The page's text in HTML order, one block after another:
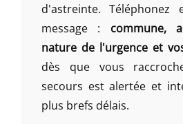
d'astreinte. Téléphonez
message : commune,
nature de l'urgence et
dès que vous
secours est alertée et
plus brefs délais.